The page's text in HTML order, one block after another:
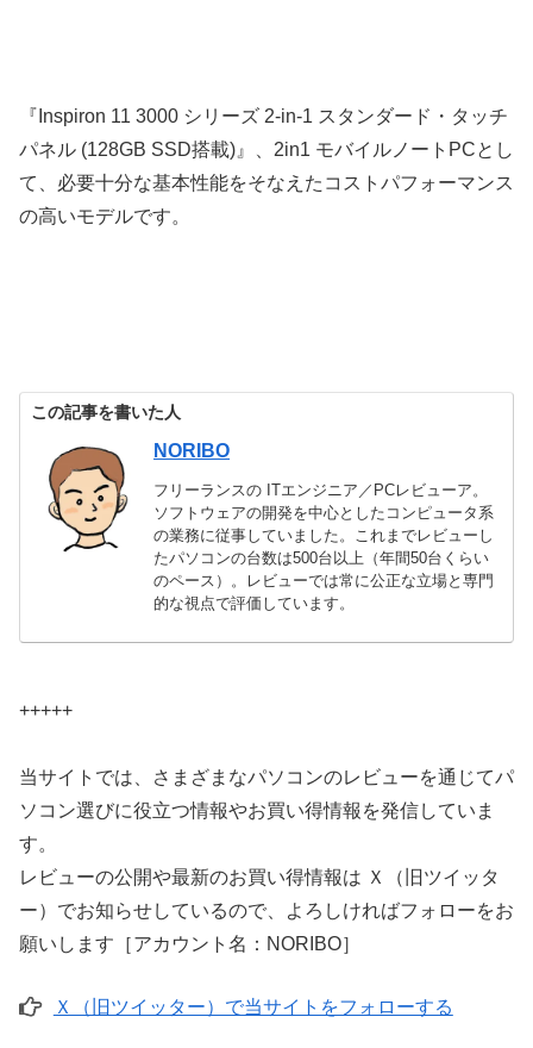
『Inspiron 11 3000 シリーズ 2-in-1 スタンダード・タッチ
パネル (128GB SSD搭載)』、2in1 モバイルノートPCとし
て、必要十分な基本性能をそなえたコストパフォーマンス
の高いモデルです。
この記事を書いた人
NORIBO
フリーランスの ITエンジニア／PCレビューア。
ソフトウェアの開発を中心としたコンピュータ系
の業務に従事していました。これまでレビューし
たパソコンの台数は500台以上（年間50台くらい
のペース）。レビューでは常に公正な立場と専門
的な視点で評価しています。
+++++
当サイトでは、さまざまなパソコンのレビューを通じてパ
ソコン選びに役立つ情報やお買い得情報を発信していま
す。
レビューの公開や最新のお買い得情報は Ｘ（旧ツイッタ
ー）でお知らせしているので、よろしければフォローをお
願いします［アカウント名：NORIBO］
Ｘ（旧ツイッター）で当サイトをフォローする